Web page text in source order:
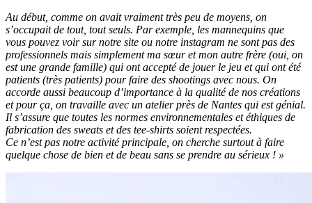
Au début, comme on avait vraiment très peu de moyens, on
s’occupait de tout, tout seuls. Par exemple, les mannequins que
vous pouvez voir sur notre site ou notre instagram ne sont pas des
professionnels mais simplement ma sœur et mon autre frère (oui, on
est une grande famille) qui ont accepté de jouer le jeu et qui ont été
patients (très patients) pour faire des shootings avec nous. On
accorde aussi beaucoup d’importance à la qualité de nos créations
et pour ça, on travaille avec un atelier près de Nantes qui est génial.
Il s’assure que toutes les normes environnementales et éthiques de
fabrication des sweats et des tee-shirts soient respectées.
Ce n’est pas notre activité principale, on cherche surtout à faire
quelque chose de bien et de beau sans se prendre au sérieux ! »